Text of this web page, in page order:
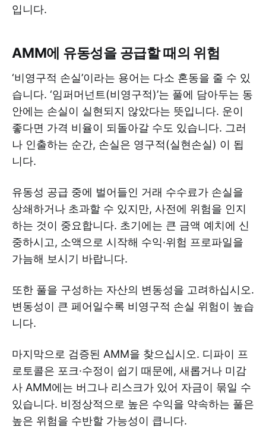
입니다.
AMM에 유동성을 공급할 때의 위험
‘비영구적 손실’이라는 용어는 다소 혼동을 줄 수 있
습니다. ‘임퍼머넌트(비영구적)’는 풀에 담아두는 동
안에는 손실이 실현되지 않았다는 뜻입니다. 운이
좋다면 가격 비율이 되돌아갈 수도 있습니다. 그러
나 인출하는 순간, 손실은 영구적(실현손실) 이 됩
니다.
유동성 공급 중에 벌어들인 거래 수수료가 손실을
상쇄하거나 초과할 수 있지만, 사전에 위험을 인지
하는 것이 중요합니다. 초기에는 큰 금액 예치에 신
중하시고, 소액으로 시작해 수익·위험 프로파일을
가늠해 보시기 바랍니다.
또한 풀을 구성하는 자산의 변동성을 고려하십시오.
변동성이 큰 페어일수록 비영구적 손실 위험이 높습
니다.
마지막으로 검증된 AMM을 찾으십시오. 디파이 프
로토콜은 포크·수정이 쉽기 때문에, 새롭거나 미감
사 AMM에는 버그나 리스크가 있어 자금이 묶일 수
있습니다. 비정상적으로 높은 수익을 약속하는 풀은
높은 위험을 수반할 가능성이 큽니다.